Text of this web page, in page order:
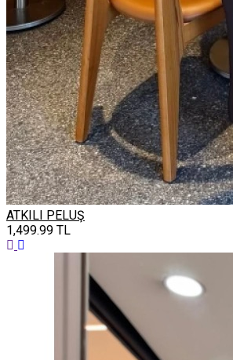
ATKILI PELUŞ
1,499.99 TL